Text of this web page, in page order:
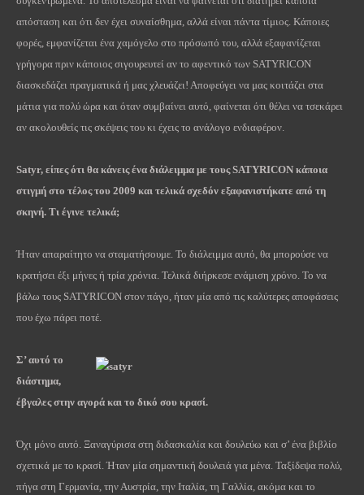
απόσταση και ότι δεν έχει συναίσθημα, αλλά είναι πάντα τίμιος. Κάποιες
φορές, εμφανίζεται ένα χαμόγελο στο πρόσωπό του, αλλά εξαφανίζεται
γρήγορα πριν κάποιος σιγουρευτεί αν το αφεντικό των SATYRICON
διασκεδάζει πραγματικά ή μας χλευάζει! Αποφεύγει να μας κοιτάζει στα
μάτια για πολύ ώρα και όταν συμβαίνει αυτό, φαίνεται ότι θέλει να τσεκάρει
αν ακολουθείς τις σκέψεις του κι έχεις το ανάλογο ενδιαφέρον.
Satyr, είπες ότι θα κάνεις ένα διάλειμμα με τουςSATYRICON κάποια
στιγμή στο τέλος του 2009 και τελικά σχεδόν εξαφανιστήκατε από τη
σκηνή. Τι έγινε τελικά;
Ήταν απαραίτητο να σταματήσουμε. Το διάλειμμα αυτό, θα μπορούσε να
κρατήσει έξι μήνες ή τρία χρόνια. Τελικά διήρκεσε ενάμιση χρόνο. Το να
βάλω τους SATYRICON στον πάγο, ήταν μία από τις καλύτερες αποφάσεις
που έχω πάρει ποτέ.
Σ’ αυτό το
διάστημα,
έβγαλες στην αγορά και το δικό σου κρασί.
Όχι μόνο αυτό. Ξαναγύρισα στη διδασκαλία και δουλεύω και σ’ ένα βιβλίο
σχετικά με το κρασί. Ήταν μία σημαντική δουλειά για μένα. Ταξίδεψα πολύ,
πήγα στη Γερμανία, την Αυστρία, την Ιταλία, τη Γαλλία, ακόμα και το